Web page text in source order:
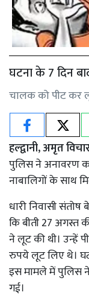
घटना के 7 दिन
चालक को पीट कर
हल्द्वानी, अमृत
पुलिस ने अनावरण
नाबालिगों के साथ
धारी निवासी
कि बीती 27 अगस्त
ने लूट की थी। उन्हें
रुपये लूट लिए थे।
इस मामले में पुलिस
गई।